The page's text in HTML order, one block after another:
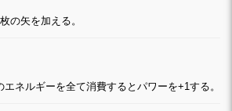
の矢を加える。
ネルギーを全て消費するとパワーを+1する。